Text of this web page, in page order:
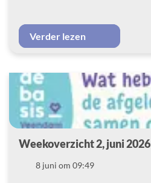
Verder lezen
Weekoverzicht 2, juni 2026
Datum8 juni om 09:49